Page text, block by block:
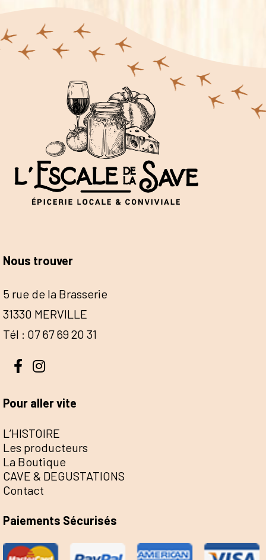
Nous trouver
5 rue de la Brasserie
31330 MERVILLE
Tél : 07 67 69 20 31
Pour aller vite
L’HISTOIRE
Les producteurs
La Boutique
CAVE & DEGUSTATIONS
Contact
Paiements Sécurisés